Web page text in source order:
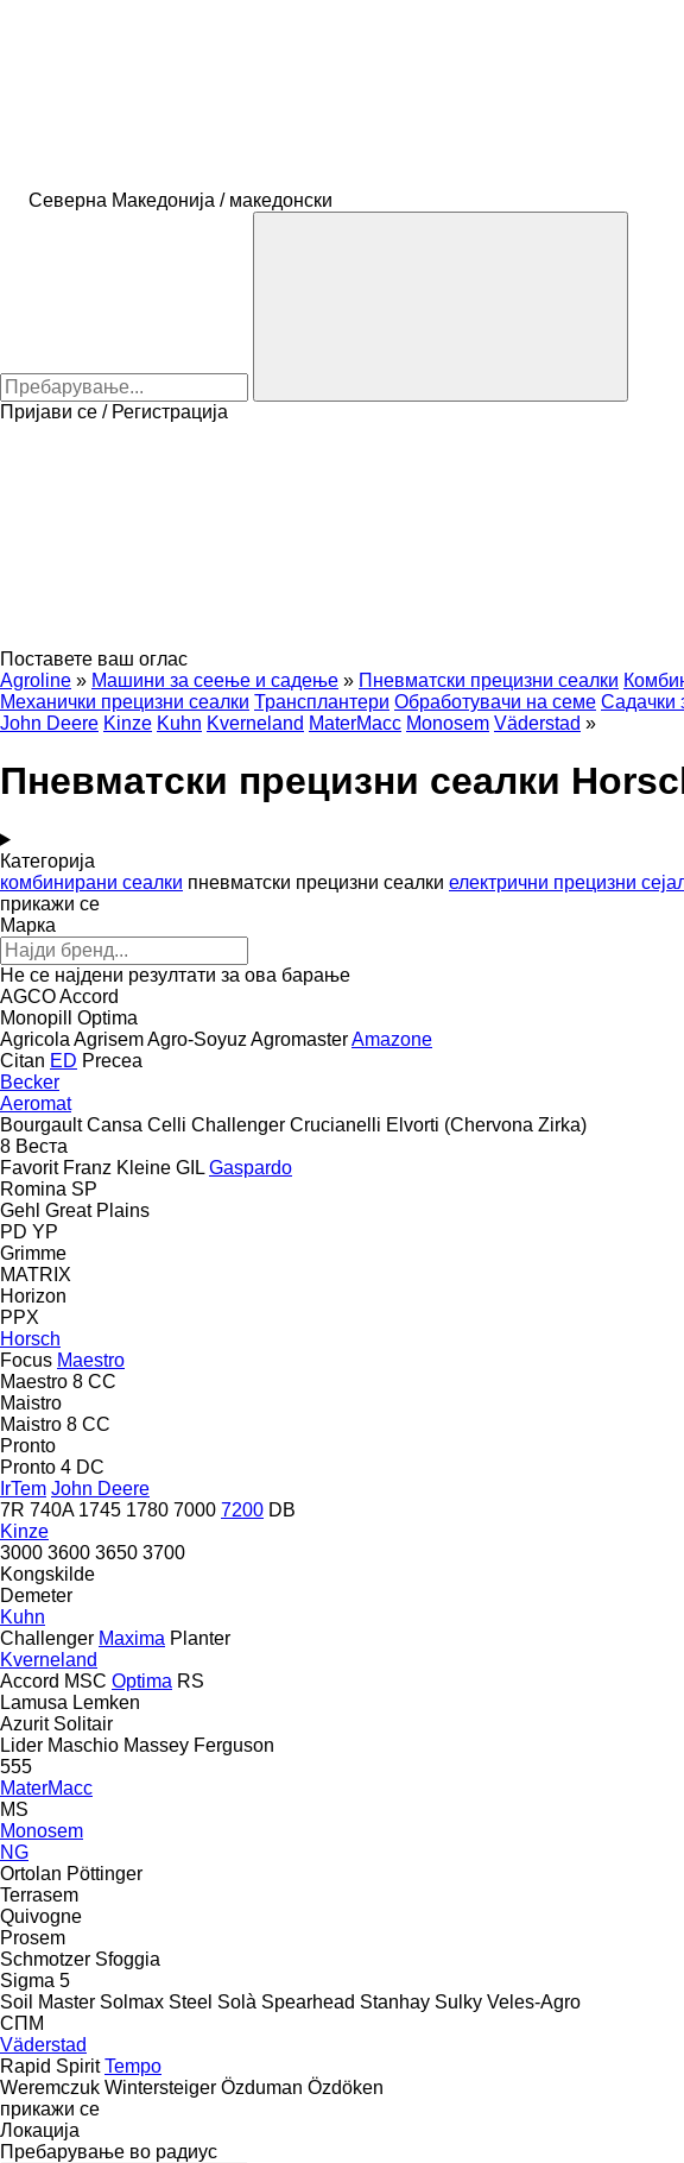
Северна Македонија / македонски
Пријави се / Регистрација
Поставете ваш оглас
Agroline » Машини за сеење и садење » Пневматски прецизни сеалки
Механички прецизни сеалки Трансплантери Обработувачи на семе Садачки
John Deere Kinze Kuhn Kverneland MaterMacc Monosem Väderstad »
Пневматски прецизни сеалки
Категорија
комбинирани сеалки пневматски прецизни сеалки електрични прецизни
прикажи се
Марка
Не се најдени резултати за ова барање
AGCOAccord
Monopill
Optima
Agricola AgrisemAgro-Soyuz AgromasterAmazone
Citan ED Precea
Becker
Aeromat
Bourgault Cansa Celli Challenger Crucianelli Elvorti (Chervona Zirka)
8 Веста
Favorit Franz Kleine GIL Gaspardo
Romina SP
Gehl Great Plains
PD YP
Grimme
MATRIX
Horizon
PPX
Horsch
Focus Maestro
Maestro 8 CC
Maistro
Maistro 8 CC
Pronto
Pronto 4 DC
IrTem John Deere
7R 740A 1745 1780 7000 7200 DB
Kinze
3000 3600 3650 3700
Kongskilde
Demeter
Kuhn
Challenger Maxima Planter
Kverneland
Accord MSC Optima RS
Lamusa Lemken
Azurit Solitair
Lider Maschio Massey Ferguson
555
MaterMacc
MS
Monosem
NG
Ortolan Pöttinger
Terrasem
Quivogne
Prosem
Schmotzer Sfoggia
Sigma 5
Soil Master Solmax Steel Solà Spearhead Stanhay Sulky Veles-Agro
СПМ
Väderstad
Rapid Spirit Tempo
Weremczuk Wintersteiger Özduman Özdöken
прикажи се
Локација
Пребарување во радиус